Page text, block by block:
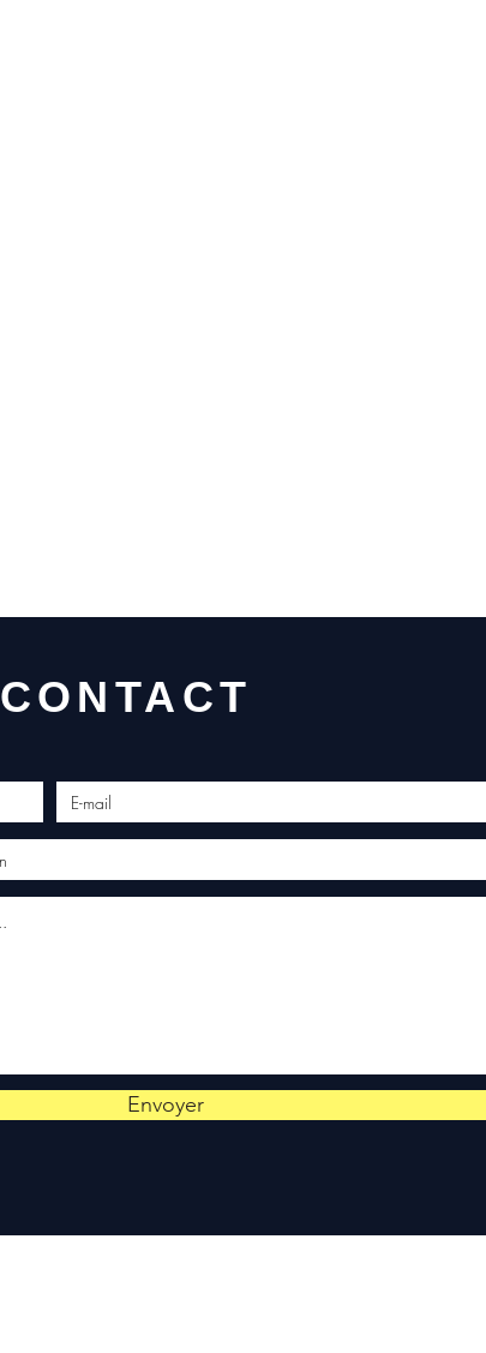
CONTACT
Envoyer